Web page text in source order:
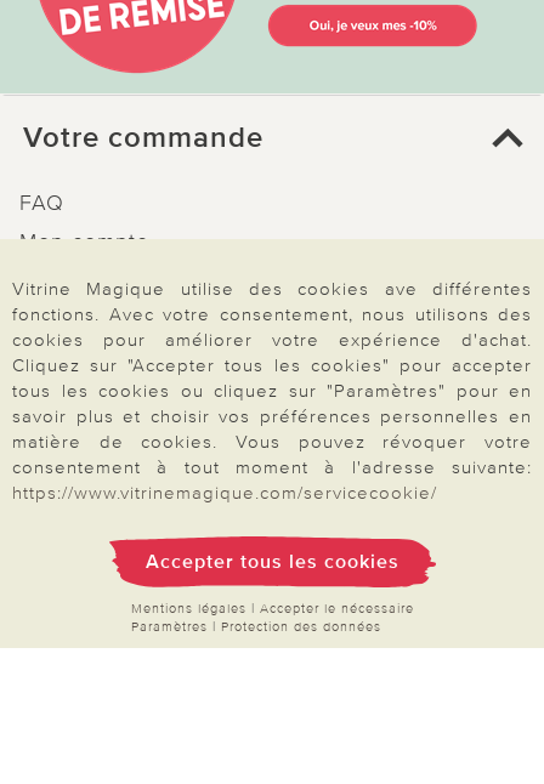
Votre commande
FAQ
Mon compte
Inscription Newsletter
Demande de catalogue
Données personnelles
Droit de rétractation
Rétractation
Paiement & Livraison
Vitrine Magique utilise des cookies ave différentes
fonctions. Avec votre consentement, nous utilisons des
cookies pour améliorer votre expérience d'achat.
Cliquez sur "Accepter tous les cookies" pour accepter
tous les cookies ou cliquez sur "Paramètres" pour en
savoir plus et choisir vos préférences personnelles en
matière de cookies. Vous pouvez révoquer votre
consentement à tout moment à l'adresse suivante:
https://www.vitrinemagique.com/servicecookie/
Accepter tous les cookies
Mentions légales | Accepter le nécessaire
Paramètres | Protection des données